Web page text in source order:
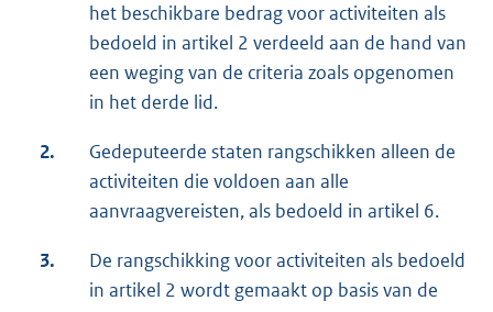
het beschikbare bedrag voor activiteiten als
bedoeld in artikel 2 verdeeld aan de hand van
een weging van de criteria zoals opgenomen
in het derde lid.
2.
Gedeputeerde staten rangschikken alleen de
activiteiten die voldoen aan alle
aanvraagvereisten, als bedoeld in artikel 6.
3.
De rangschikking voor activiteiten als bedoeld
in artikel 2 wordt gemaakt op basis van de